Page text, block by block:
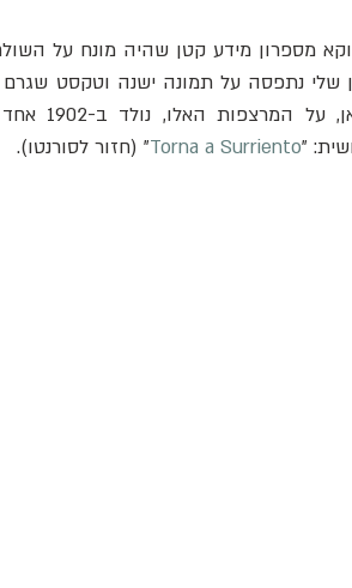
"
Torna a Surriento" (חזור לסורנטו).